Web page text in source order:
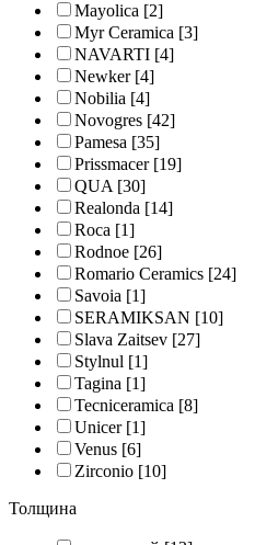
Mayolica [2]
Myr Ceramica [3]
NAVARTI [4]
Newker[4]
Nobilia [4]
Novogres [42]
Pamesa [35]
Prissmacer[19]
QUA[30]
Realonda [14]
Roca [1]
Rodnoe [26]
Romario Ceramics [24]
Savoia [1]
SERAMIKSAN [10]
Slava Zaitsev [27]
Stylnul [1]
Tagina [1]
Tecniceramica [8]
Unicer[1]
Venus [6]
Zirconio [10]
Толщина